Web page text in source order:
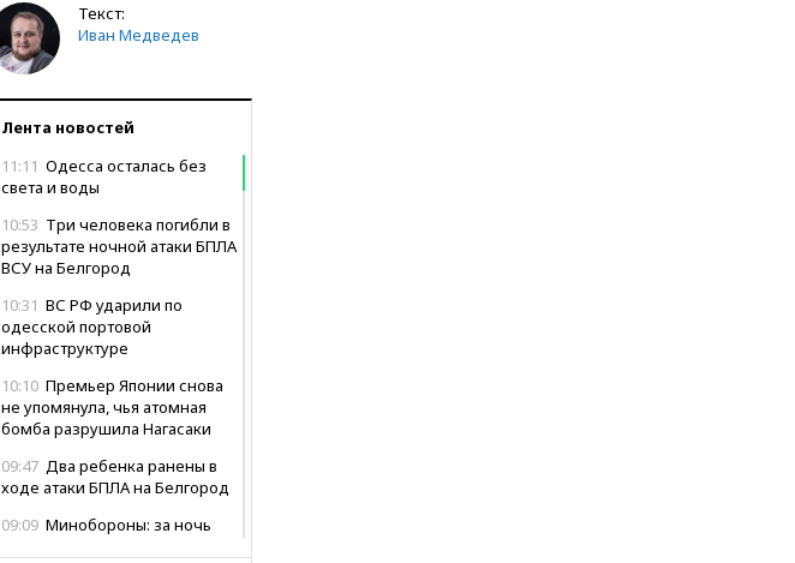
Текст:
Иван Медведев
Лента новостей
11:11 Одесса осталась без
света и воды
10:53 Три человека погибли в
результате ночной атаки БПЛА
ВСУ на Белгород
10:31 ВС РФ ударили по
одесской портовой
инфраструктуре
10:10 Премьер Японии снова
не упомянула, чья атомная
бомба разрушила Нагасаки
09:47 Два ребенка ранены в
ходе атаки БПЛА на Белгород
09:09 Минобороны: за ночь